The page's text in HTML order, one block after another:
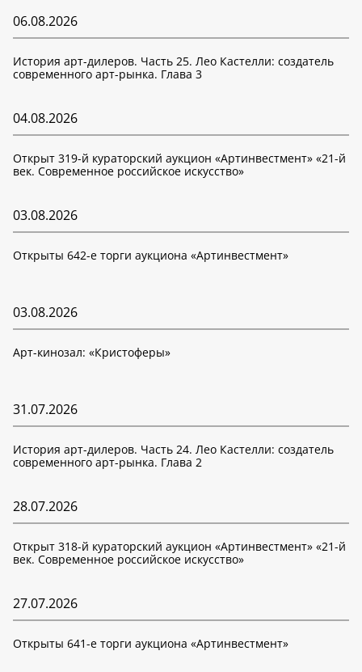
06.08.2026
История арт-дилеров. Часть 25. Лео Кастелли: создатель
современного арт-рынка. Глава 3
04.08.2026
Открыт 319-й кураторский аукцион «Артинвестмент» «21-й
век. Современное российское искусство»
03.08.2026
Открыты 642-е торги аукциона «Артинвестмент»
03.08.2026
Арт-кинозал: «Кристоферы»
31.07.2026
История арт-дилеров. Часть 24. Лео Кастелли: создатель
современного арт-рынка. Глава 2
28.07.2026
Открыт 318-й кураторский аукцион «Артинвестмент» «21-й
век. Современное российское искусство»
27.07.2026
Открыты 641-е торги аукциона «Артинвестмент»